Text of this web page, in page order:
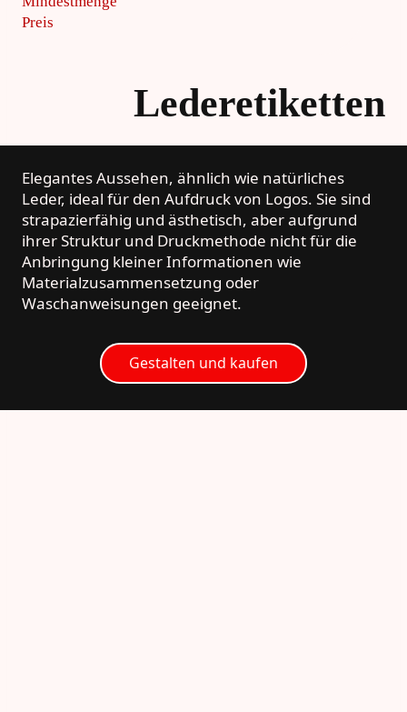
Preis
Lederetiketten
Elegantes Aussehen, ähnlich wie natürliches
Leder, ideal für den Aufdruck von Logos. Sie sind
strapazierfähig und ästhetisch, aber aufgrund
ihrer Struktur und Druckmethode nicht für die
Anbringung kleiner Informationen wie
Materialzusammensetzung oder
Waschanweisungen geeignet.
Gestalten und kaufen